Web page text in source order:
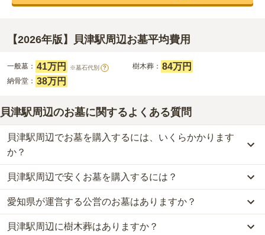
【2026年版】貝津駅周辺お墓平均費用
一般墓： 41万円 ※墓石代別 ? 樹木葬： 84万円
納骨堂： 38万円
貝津駅周辺のお墓に関するよくある質問
貝津駅周辺でお墓を購入するには、いくらかかります
か？
貝津駅周辺での購入費用の目安は、一般墓が約202万円、樹木葬が
約84万円、納骨堂が約38万円です。
一般墓を建てる場合は、「永代使用料（土地代）」と「墓石代」の
2つが主な費用となります。
貝津駅周辺の一般墓の永代使用料の平均は
愛知
貝津駅周辺で安くお墓を購入するには？
貝津駅周辺で一番安価なお墓は、瑞雲寺霊苑の一般墓
19万円
(墓石代別)からお求めいただけます。
一般的に最も費用を抑えられるのは、他の方のご遺骨と一緒に埋葬
愛知県が運営する公営のお墓はありますか？
貝津駅周辺には、愛知県が運営する公営の霊園が
貝津駅周辺に樹木葬はありますか？